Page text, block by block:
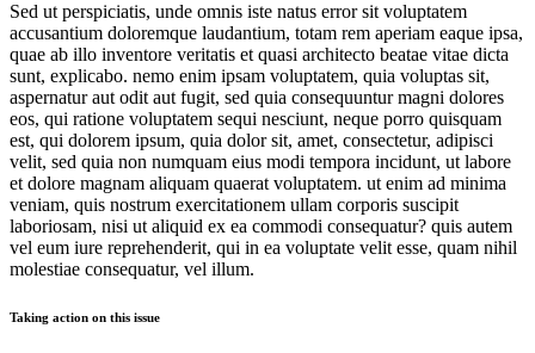
Sed ut perspiciatis, unde omnis iste natus error sit voluptatem
accusantium doloremque laudantium, totam rem aperiam eaque ipsa,
quae ab illo inventore veritatis et quasi architecto beatae vitae dicta
sunt, explicabo. nemo enim ipsam voluptatem, quia voluptas sit,
aspernatur aut odit aut fugit, sed quia consequuntur magni dolores
eos, qui ratione voluptatem sequi nesciunt, neque porro quisquam
est, qui dolorem ipsum, quia dolor sit, amet, consectetur, adipisci
velit, sed quia non numquam eius modi tempora incidunt, ut labore
et dolore magnam aliquam quaerat voluptatem. ut enim ad minima
veniam, quis nostrum exercitationem ullam corporis suscipit
laboriosam, nisi ut aliquid ex ea commodi consequatur? quis autem
vel eum iure reprehenderit, qui in ea voluptate velit esse, quam nihil
molestiae consequatur, vel illum.
Taking action on this issue